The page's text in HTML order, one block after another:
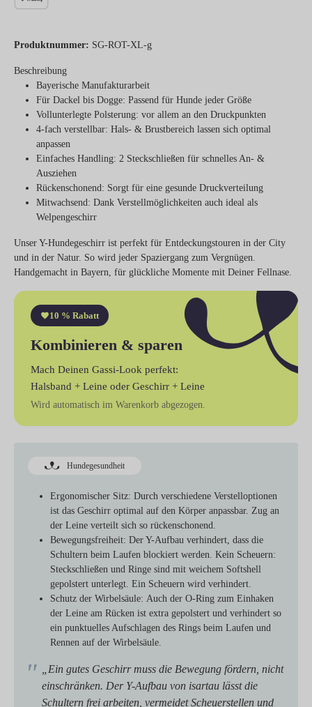
Produktnummer: SG-ROT-XL-g
Beschreibung
Bayerische Manufakturarbeit
Für Dackel bis Dogge: Passend für Hunde jeder Größe
Vollunterlegte Polsterung: vor allem an den Druckpunkten
4-fach verstellbar: Hals- & Brustbereich lassen sich optimal
anpassen
Einfaches Handling: 2 Steckschließen für schnelles An- &
Ausziehen
Rückenschonend: Sorgt für eine gesunde Druckverteilung
Mitwachsend: Dank Verstellmöglichkeiten auch ideal als
Welpengeschirr
Unser Y-Hundegeschirr ist perfekt für Entdeckungstouren in der City
und in der Natur. So wird jeder Spaziergang zum Vergnügen.
Handgemacht in Bayern, für glückliche Momente mit Deiner Fellnase.
10 % Rabatt
Kombinieren & sparen
Mach Deinen Gassi-Look perfekt:
Halsband + Leine oder Geschirr + Leine
Wird automatisch im Warenkorb abgezogen.
Hundegesundheit
Ergonomischer Sitz: Durch verschiedene Verstelloptionen
ist das Geschirr optimal auf den Körper anpassbar. Zug an
der Leine verteilt sich so rückenschonend.
Bewegungsfreiheit: Der Y-Aufbau verhindert, dass die
Schultern beim Laufen blockiert werden. Kein Scheuern:
Steckschließen und Ringe sind mit weichem Softshell
gepolstert unterlegt. Ein Scheuern wird verhindert.
Schutz der Wirbelsäule: Auch der O-Ring zum Einhaken
der Leine am Rücken ist extra gepolstert und verhindert so
ein punktuelles Aufschlagen des Rings beim Laufen und
Rennen auf der Wirbelsäule.
„Ein gutes Geschirr muss die Bewegung fördern, nicht
einschränken. Der Y-Aufbau von isartau lässt die
Schultern frei arbeiten, vermeidet Scheuerstellen und